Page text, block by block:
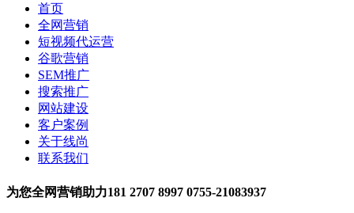
首页
全网营销
短视频代运营
谷歌营销
SEM推广
搜索推广
网站建设
客户案例
关于线尚
联系我们
为您全网营销助力181 2707 8997 0755-21083937